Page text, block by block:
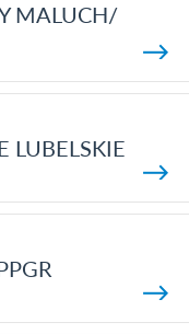
MALUCH/
LUBELSKIE